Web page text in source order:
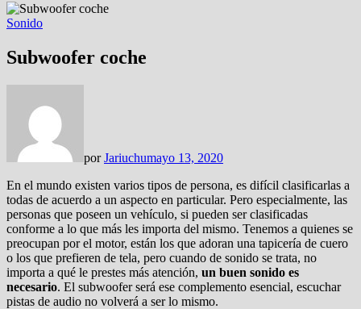
Sonido
Subwoofer coche
porJariuchumayo 13, 2020
En el mundo existen varios tipos de persona, es difícil clasificarlas a
todas de acuerdo a un aspecto en particular. Pero especialmente, las
personas que poseen un vehículo, si pueden ser clasificadas
conforme a lo que más les importa del mismo. Tenemos a quienes se
preocupan por el motor, están los que adoran una tapicería de cuero
o los que prefieren de tela, pero cuando de sonido se trata, no
importa a qué le prestes más atención, un buen sonido es
necesario. El subwoofer será ese complemento esencial, escuchar
pistas de audio no volverá a ser lo mismo.